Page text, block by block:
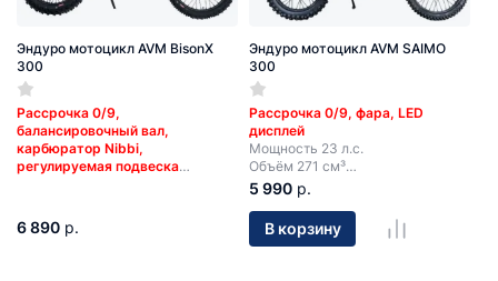
Эндуро мотоцикл AVM BisonX
300
Рассрочка 0/9,
балансировочный вал,
карбюратор Nibbi,
регулируемая подвеска
5 передач
Электростартер + кик-стартер
6 890 р.
Эндуро мотоцикл AVM SAIMO
300
Рассрочка 0/9, фара, LED
дисплей
Мощность 23 л.с.
Объём 271 см³
5 передач
Электростартер + кик-стартер
5 990 р.
В корзину